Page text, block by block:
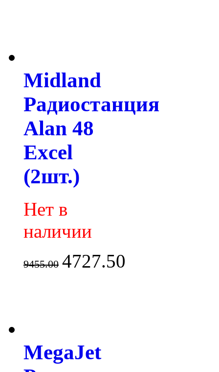
Midland
Радиостанция
Alan 48
Excel
(2шт.)
Нет в
наличии
9455.00 4727.50
MegaJet